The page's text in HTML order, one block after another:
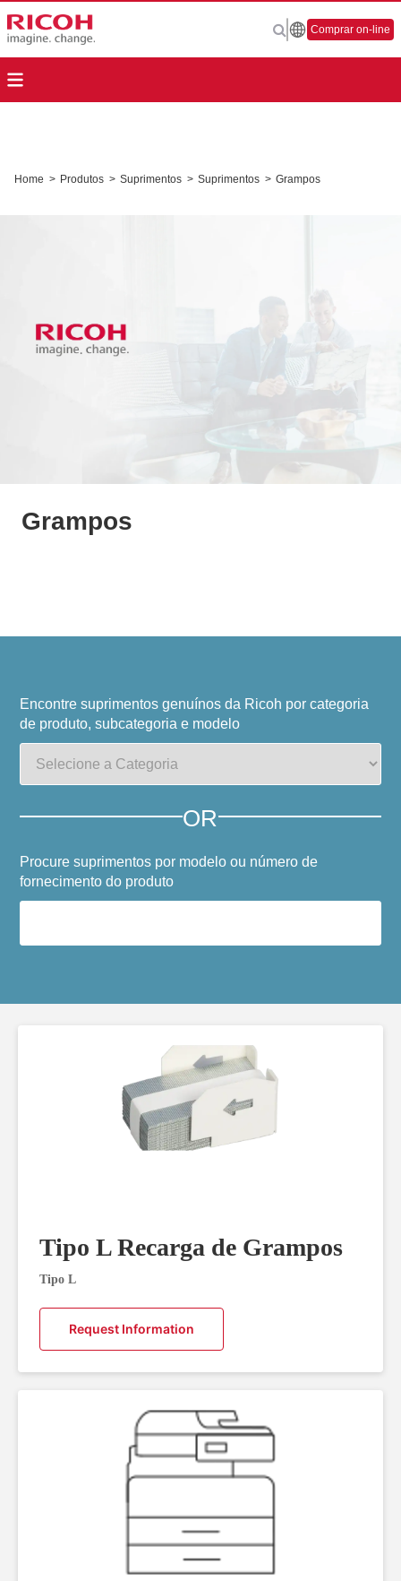
Comprar on-line
Home > Produtos > Suprimentos > Suprimentos > Grampos
Grampos
Encontre suprimentos genuínos da Ricoh por categoria
de produto, subcategoria e modelo
OR
Procure suprimentos por modelo ou número de
fornecimento do produto
Tipo L Recarga de Grampos
Tipo L
Request Information